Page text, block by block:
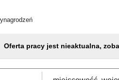
Oferta pracy jest nieaktualna,